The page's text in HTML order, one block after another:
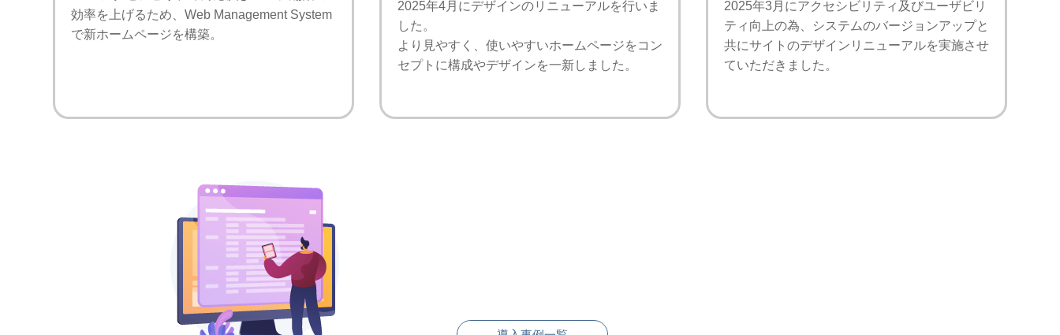
効率を上げるため、Web Management System
で新ホームページを構築。
2025年4月にデザインのリニューアルを行いま
した。
より見やすく、使いやすいホームページをコン
セプトに構成やデザインを一新しました。
2025年3月にアクセシビリティ及びユーザビリ
ティ向上の為、システムのバージョンアップと
共にサイトのデザインリニューアルを実施させ
ていただきました。